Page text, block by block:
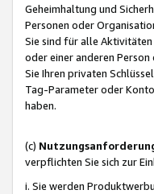
Geheimhaltung und
Personen oder
Sie sind für alle
oder einer anderen
Sie Ihren privaten
Tag-Parameter oder
haben.
(c)
verpflichten Sie sich zur
i. Sie werden